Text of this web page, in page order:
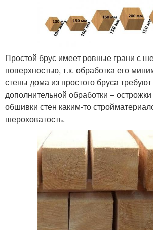
Простой брус имеет ровные грани с
поверхностью, т.к. обработка его
стены дома из простого бруса
дополнительной обработки –
обшивки стен каким-то
шероховатость.